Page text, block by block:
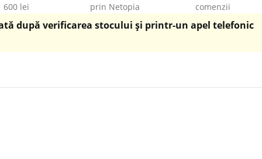
600 lei
prin Netopia
comenzii
după verificarea stocului și printr-un apel telefonic